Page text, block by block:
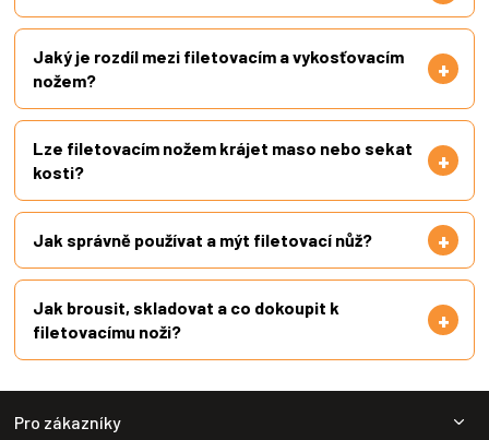
Jaký je rozdíl mezi filetovacím a vykosťovacím
nožem?
Lze filetovacím nožem krájet maso nebo sekat
kosti?
Jak správně používat a mýt filetovací nůž?
Jak brousit, skladovat a co dokoupit k
filetovacímu noži?
Pro zákazníky